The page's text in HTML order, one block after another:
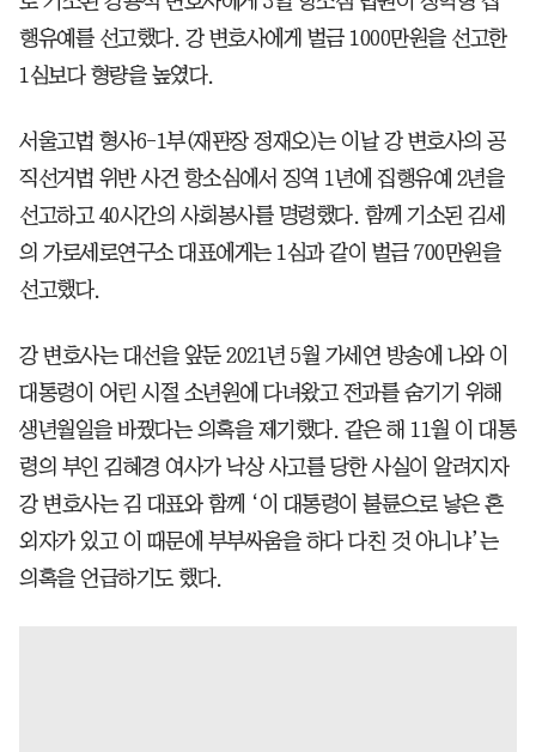
행유예를 선고했다. 강 변호사에게 벌금 1000만원을 선고한
1심보다 형량을 높였다.
서울고법 형사6-1부(재판장 정재오)는 이날 강 변호사의 공
직선거법 위반 사건 항소심에서 징역 1년에 집행유예 2년을
선고하고 40시간의 사회봉사를 명령했다. 함께 기소된 김세
의 가로세로연구소 대표에게는 1심과 같이 벌금 700만원을
선고했다.
강 변호사는 대선을 앞둔 2021년 5월 가세연 방송에 나와 이
대통령이 어린 시절 소년원에 다녀왔고 전과를 숨기기 위해
생년월일을 바꿨다는 의혹을 제기했다. 같은 해 11월 이 대통
령의 부인 김혜경 여사가 낙상 사고를 당한 사실이 알려지자
강 변호사는 김 대표와 함께 ‘이 대통령이 불륜으로 낳은 혼
외자가 있고 이 때문에 부부싸움을 하다 다친 것 아니냐’는
의혹을 언급하기도 했다.